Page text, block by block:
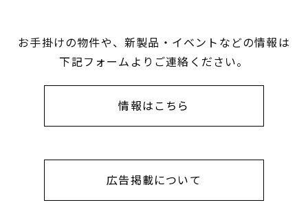
お手掛けの物件や、新製品・イベントなどの情報は
下記フォームよりご連絡ください。
情報はこちら
広告掲載について